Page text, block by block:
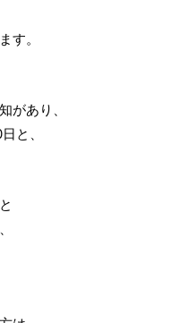
す。
があり、
と、